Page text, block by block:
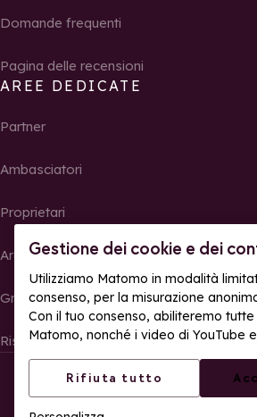
Gestione dei cookie e dei
Utilizziamo Matomo in modalità
consenso, per la misurazione
Con il tuo consenso, abiliteremo
Matomo, nonché i video di YouTube
Rifiuta tutto
Domande frequenti
Pagina delle recensioni
AREE DEDICATE
Partner
Ambasciatori
Proprietari
Area Stampa
Gruppi, seminari e tour operator
Risultati e foto delle gare
© La Rosière – Tutti i diritti